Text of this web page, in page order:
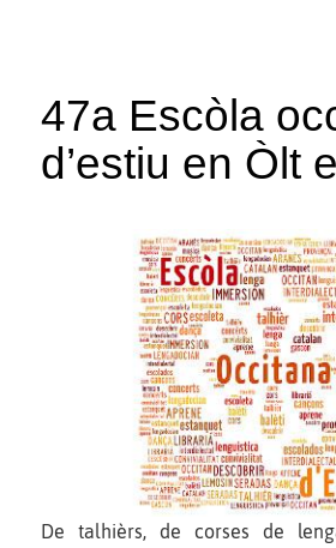
47a Escòla
d’estiu en Òlt
De talhièrs, de corses de